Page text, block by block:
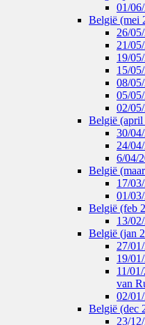
01/
België (mei
26/
21/
19/
15/
08/
05/
02/
België (april
30/
24/
6/04/
België
17/
01/
België (feb
13/
België (jan
27/
19/
11/
van
02/
België (dec
23/